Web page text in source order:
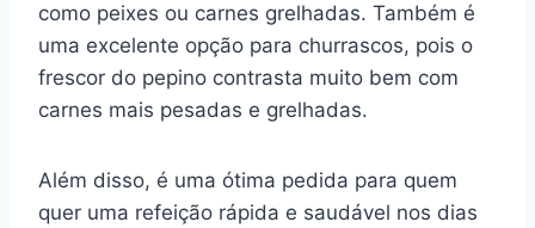
como peixes ou carnes grelhadas. Também é
uma excelente opção para churrascos, pois o
frescor do pepino contrasta muito bem com
carnes mais pesadas e grelhadas.
Além disso, é uma ótima pedida para quem
quer uma refeição rápida e saudável nos dias